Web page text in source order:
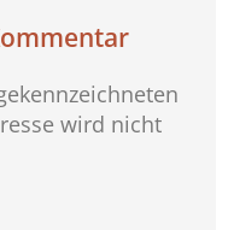
wird nicht